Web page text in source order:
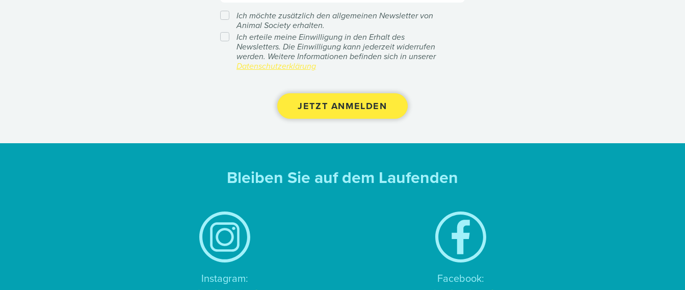
Ich möchte zusätzlich den allgemeinen Newsletter von
Animal Society erhalten.
Ich erteile meine Einwilligung in den Erhalt des
Newsletters. Die Einwilligung kann jederzeit widerrufen
werden. Weitere Informationen befinden sich in unserer
Datenschutzerklärung
Bleiben Sie auf dem Laufenden
Instagram:
Facebook: